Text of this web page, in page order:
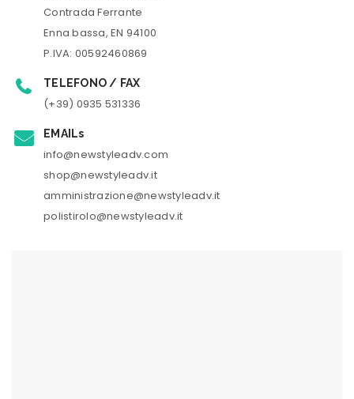
Contrada Ferrante
Enna bassa, EN 94100
P.IVA: 00592460869
TELEFONO / FAX
(+39) 0935 531336
EMAILs
info@newstyleadv.com
shop@newstyleadv.it
amministrazione@newstyleadv.it
polistirolo@newstyleadv.it